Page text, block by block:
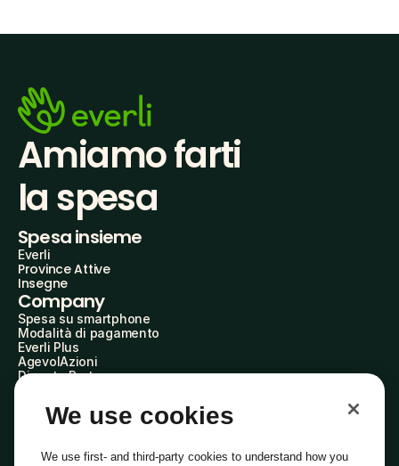
Amiamo farti
la spesa
Spesa insieme
Everli
Province Attive
Insegne
Company
Spesa su smartphone
Modalità di pagamento
Everli Plus
AgevolAzioni
Diventa Partner
Everli Shoppers
About Us
Everli News
We use cookies
We use first- and third-party cookies to understand how you